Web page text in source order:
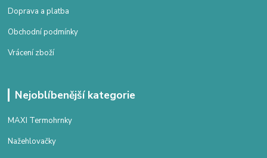
Doprava a platba
Obchodní podmínky
Vrácení zboží
Nejoblíbenější kategorie
MAXI Termohrnky
Nažehlovačky